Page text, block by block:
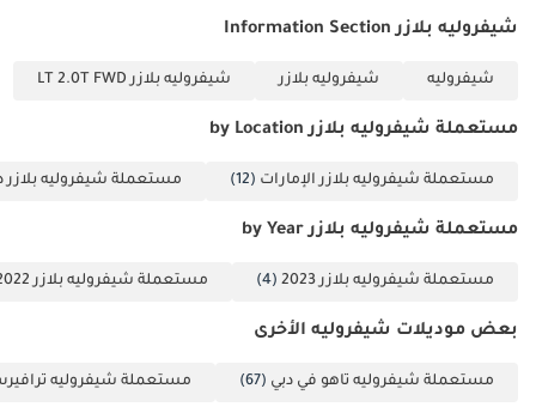
days. If it does not
exchange it for
our inventory or
questions asked.
our ultimate goal.
Looking to upgrade
شيفروليه بلازر Information Section
شيفروليه شيفروليه بلازر شيفروليه بلازر LT 2.0T FWD
مستعملة شيفروليه بلازر by Location
مستعملة شيفروليه بلازر الإمارات (12) مستعملة شيفروليه بلازر
مستعملة شيفروليه بلازر by Year
مستعملة شيفروليه بلازر 2023 (4) مستعملة شيفروليه بلازر 2022
بعض موديلات شيفروليه الأخرى
مستعملة شيفروليه تاهو في دبي (67) مستعملة شيفروليه